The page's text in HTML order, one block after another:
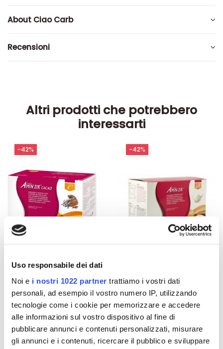
Uso responsabile dei dati
Noi e i nostri 1022 partner trattiamo i vostri dati
personali, ad esempio il vostro numero IP, utilizzando
tecnologie come i cookie per memorizzare e accedere
alle informazioni sul vostro dispositivo al fine di
pubblicare annunci e contenuti personalizzati, misurare
gli annunci e i contenuti, ricercare il pubblico e sviluppare
About Ciao Carb
Recensioni
Altri prodotti che potrebbero
interessarti
Integratori per dimagrire
Amin 21 K al cacao - 21
bustine
32,00 €55,18 €
Aggiungi al
carrello
-42%
Integratori per dimagrire
Amin 21 K neutro
32,00 € 55,18 €
Aggiungi al
carrello
-42%